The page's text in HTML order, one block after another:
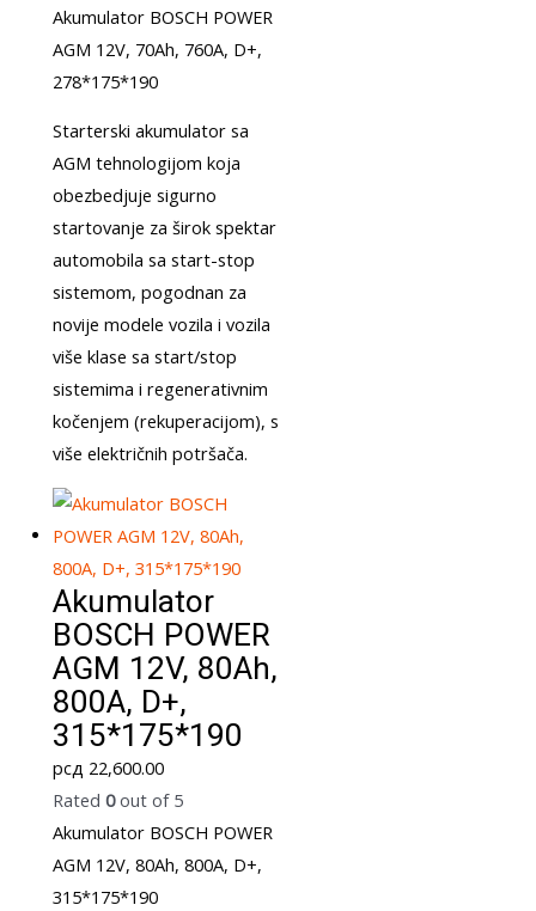
Akumulator BOSCH POWER
AGM 12V, 70Ah, 760A, D+,
278*175*190
Starterski akumulator sa
AGM tehnologijom koja
obezbedjuje sigurno
startovanje za širok spektar
automobila sa start-stop
sistemom, pogodnan za
novije modele vozila i vozila
više klase sa start/stop
sistemima i regenerativnim
kočenjem (rekuperacijom), s
više električnih potršača.
Akumulator
BOSCH POWER
AGM 12V, 80Ah,
800A, D+,
315*175*190
рсд 22,600.00
Rated 0out of 5
Akumulator BOSCH POWER
AGM 12V, 80Ah, 800A, D+,
315*175*190